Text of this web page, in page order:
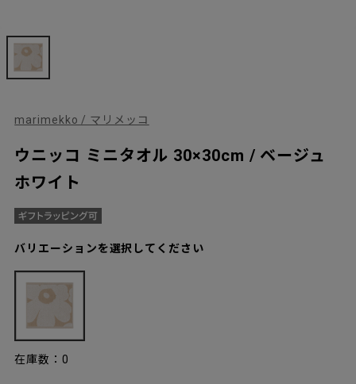
marimekko / マリメッコ
ウニッコ ミニタオル 30×30cm / ベージュ
ホワイト
バリエーションを選択してください
在庫数：0